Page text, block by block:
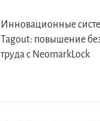
Инновационные
Tagout: повышение
труда с NeomarkLock